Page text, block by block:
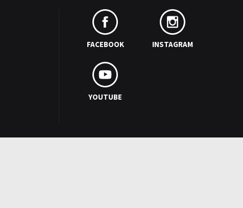
FACEBOOK INSTAGRAM
YOUTUBE